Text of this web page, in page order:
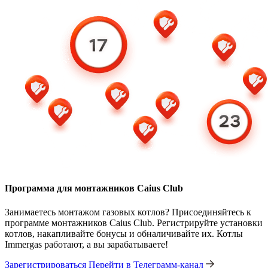
Программа для монтажников Caius Club
Занимаетесь монтажом газовых котлов? Присоединяйтесь к
программе монтажников Caius Club. Регистрируйте установки
котлов, накапливайте бонусы и обналичивайте их. Котлы
Immergas работают, а вы зарабатываете!
Зарегистрироваться Перейти в Телеграмм-канал